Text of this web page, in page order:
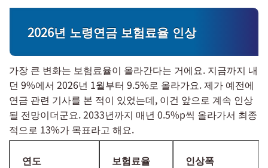
2026년 노령연금 보험료율 인상
가장 큰 변화는 보험료율이 올라간다는 거에요. 지금까지 내
던 9%에서 2026년 1월부터 9.5%로 올라가요. 제가 예전에
연금 관련 기사를 본 적이 있었는데, 이건 앞으로 계속 인상
될 전망이더군요. 2033년까지 매년 0.5%p씩 올라가서 최종
적으로 13%가 목표라고 해요.
연도 보험료율 인상폭